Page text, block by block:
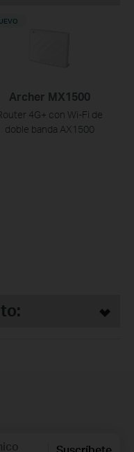
Archer MX1500
4G+ con Wi-Fi de
doble banda AX1500